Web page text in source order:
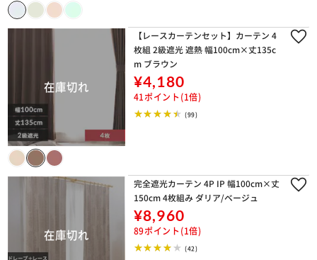
【レースカーテンセット】カーテン 4
枚組 2級遮光 遮熱 幅100cm×丈135c
m ブラウン
¥4,180
41ポイント(1倍)
(99)
完全遮光カーテン 4P IP 幅100cm×丈
150cm 4枚組み ダリア/ベージュ
¥8,960
89ポイント(1倍)
(42)